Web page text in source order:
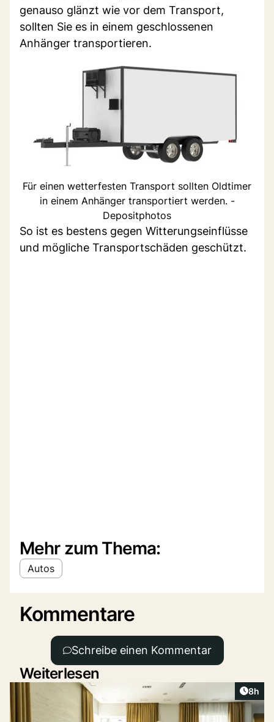
genauso glänzt wie vor dem Transport,
sollten Sie es in einem geschlossenen
Anhänger transportieren.
Für einen wetterfesten Transport sollten Oldtimer
in einem Anhänger transportiert werden. -
Depositphotos
So ist es bestens gegen Witterungseinflüsse
und mögliche Transportschäden geschützt.
Mehr zum Thema:
Autos
Kommentare
Schreibe einen Kommentar
Weiterlesen
8h